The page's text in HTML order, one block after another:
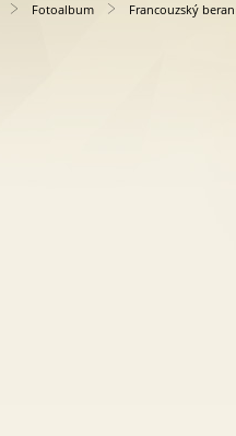
Fotoalbum Francouzský